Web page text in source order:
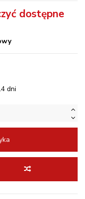
dostępne
dni